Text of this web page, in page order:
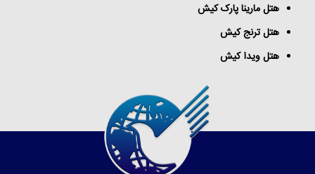
هتل مارینا پارک کیش
هتل ترنج کیش
هتل ویدا کیش